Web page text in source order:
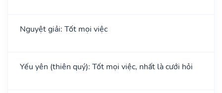
Nguyệt giải: Tốt mọi việc
Yếu yên (thiên quý): Tốt mọi việc, nhất là cưới hỏi